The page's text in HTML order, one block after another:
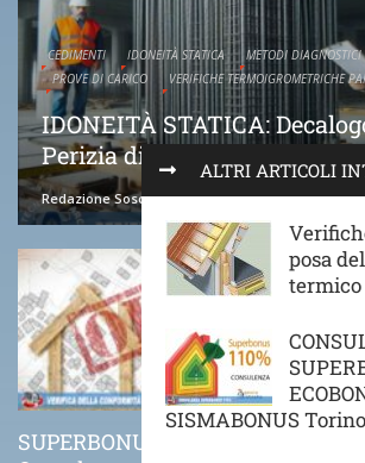
ALTRI ARTICOLI
posa
SISMABONUS
CEDIMENTI IDONEITÀ STATICA METODI DIAGNOSTICI
PROVE DI CARICO
VERIFICHE TERMOIGROMETRICHE
IDONEITÀ STATICA:
Perizia di Idoneità Statica
Redazione Soscasa 22 Marzo 2024
SUPERBONUS 110%